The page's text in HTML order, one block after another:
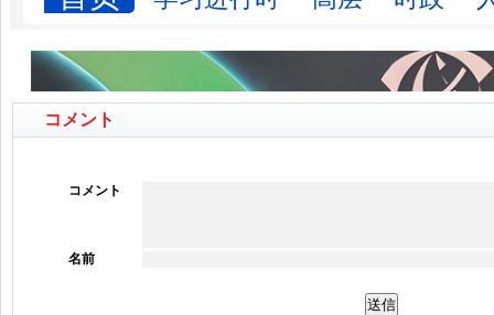
コメント
コメント
名前